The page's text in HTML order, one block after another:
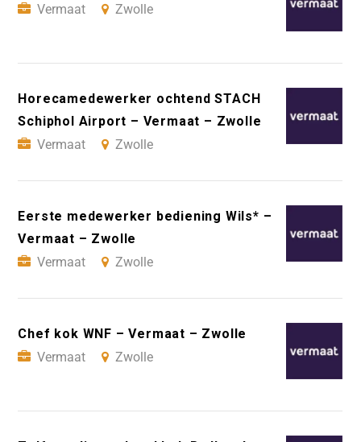
Vermaat
Zwolle
Horecamedewerker ochtend STACH
Schiphol Airport – Vermaat – Zwolle
Vermaat
Zwolle
Eerste medewerker bediening Wils* –
Vermaat – Zwolle
Vermaat
Zwolle
Chef kok WNF – Vermaat – Zwolle
Vermaat
Zwolle